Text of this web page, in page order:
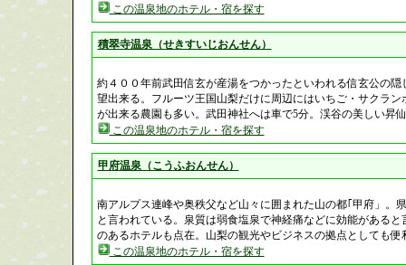
この温泉地のホテル・宿を探す
積翠寺温泉（せきすいじおんせん）
約４００年前武田信玄が産湯をつかったといわれる信玄公の
望出来る。フルーツ王国山梨だけに周辺にはいちご・サクラ
が出来る農園も多い。武田神社へは車で5分。渓谷の美しい昇
この温泉地のホテル・宿を探す
甲府温泉（こうふおんせん）
南アルプス連峰や奥秩父など山々に囲まれた山の都｢甲府」。
と言われている。泉質は弱食塩泉で神経痛などに効能がある
のあるホテルも点在。山梨の観光やビジネスの拠点としても便
この温泉地のホテル・宿を探す